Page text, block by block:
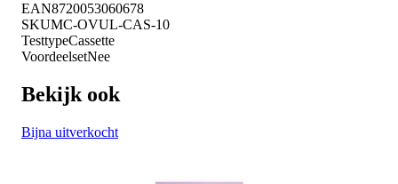
EAN8720053060678
SKUMC-OVUL-CAS-10
TesttypeCassette
VoordeelsetNee
Bekijk ook
Bijna uitverkocht